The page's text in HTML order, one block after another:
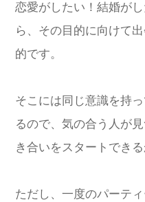
恋愛がしたい！結婚が
ら、その目的に向けて
的です。
そこには同じ意識を持
るので、気の合う人が
き合いをスタートできる
ただし、一度のパーテ